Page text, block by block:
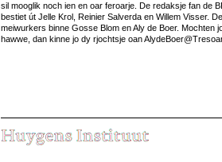
sil mooglik noch ien en oar feroarje. De redaksje fan de
bestiet út Jelle Krol, Reinier Salverda en Willem Visser. De
meiwurkers binne Gosse Blom en Aly de Boer. Mochten
hawwe, dan kinne jo dy rjochtsje oan